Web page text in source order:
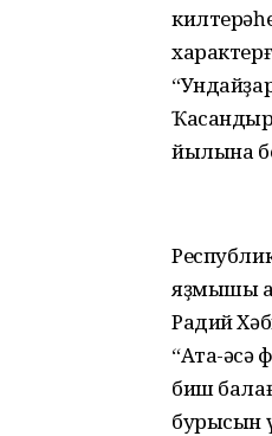
йылына
яҙмышы
Радий
“Ата-әсә
биш
бурысын